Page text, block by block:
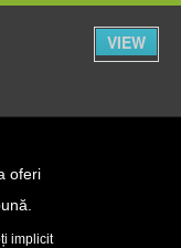
VIEW
oferi
implicit